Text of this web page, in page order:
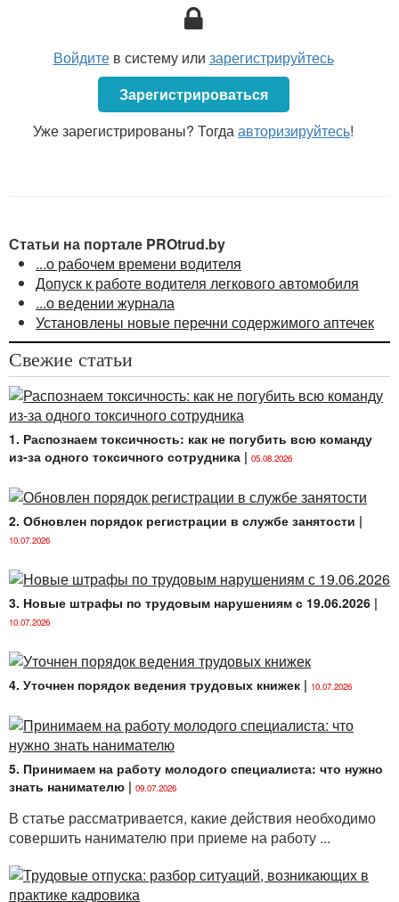
ТК при определении размера
ущерба учитывается только реальный ущерб,
упущенная выгода не учитывается, за исключением
случая причинения ущерба не при исполнении
трудовых обязанностей (п. 6ст. 404 ТК). Под
реальным ущербом понимаются утрата, ухудшение
или понижение ценности имущества, влекущие
За противоправное, виновное неисполнение или
ненадлежащее исполнение работником своих
трудовых обязанностей (дисциплинарный проступок)
устанавливается дисциплинарная ответственность.
Порядок и срок привлечения работника
к дисциплинарной ответственности установлены
главой 14ТК. Так, согласно ч. 1ст. 199ТК до
применения дисциплинарного взыскания
наниматель обязан затребовать письменное
объяснение работника.
<...>
Войдитев систему или зарегистрируйтесь
Зарегистрироваться
Уже зарегистрированы? Тогдаавторизируйтесь!
Статьи на портале PROtrud.by
...о рабочем времени водителя
Допуск к работе водителя легкового автомобиля
...о ведении журнала
Установлены новые перечни содержимого аптечек
Свежие статьи
1. Распознаем токсичность: как не погубить всю команду
из-за одного токсичного сотрудника | 05.08.2026
2. Обновлен порядок регистрации в службе занятости |
10.07.2026
3. Новые штрафы по трудовым нарушениям с 19.06.2026 |
10.07.2026
4. Уточнен порядок ведения трудовых книжек | 10.07.2026
5. Принимаем на работу молодого специалиста: что нужно
знать нанимателю | 09.07.2026
В статье рассматривается, какие действия необходимо
совершить нанимателю при приеме на работу ...